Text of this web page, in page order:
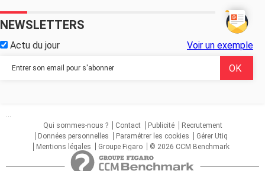
NEWSLETTERS
Actu du jour Voir un exemple
...
Qui sommes-nous ?
Contact Publicité
Recrutement
Données personnelles
Paramétrer les cookies
Gérer Utiq
Mentions légales
Groupe Figaro © 2026 CCM Benchmark